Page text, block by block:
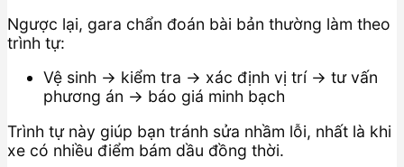
Ngược lại, gara chẩn đoán bài bản thường làm theo
trình tự:
Vệ sinh → kiểm tra → xác định vị trí → tư vấn
phương án → báo giá minh bạch
Trình tự này giúp bạn tránh sửa nhầm lỗi, nhất là khi
xe có nhiều điểm bám dầu đồng thời.